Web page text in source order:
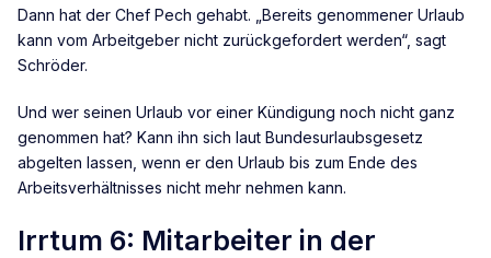
Dann hat der Chef Pech gehabt. „Bereits genommener Urlaub
kann vom Arbeitgeber nicht zurückgefordert werden“, sagt
Schröder.
Und wer seinen Urlaub vor einer Kündigung noch nicht ganz
genommen hat? Kann ihn sich laut Bundesurlaubsgesetz
abgelten lassen, wenn er den Urlaub bis zum Ende des
Arbeitsverhältnisses nicht mehr nehmen kann.
Irrtum 6: Mitarbeiter in der